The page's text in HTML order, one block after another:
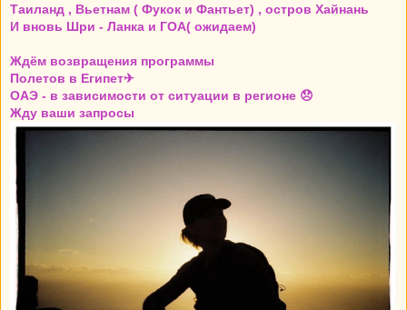
Таиланд , Вьетнам ( Фукок и Фантьет) , остров Хайнань
И вновь Шри - Ланка и ГОА( ожидаем)
Ждём возвращения программы
Полетов в Египет✈
ОАЭ - в зависимости от ситуации в регионе 😞
Жду ваши запросы